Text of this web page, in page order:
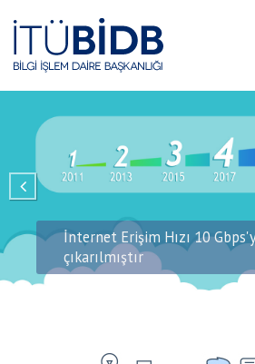
İnternet Erişim Hızı 10
çıkarılmıştır